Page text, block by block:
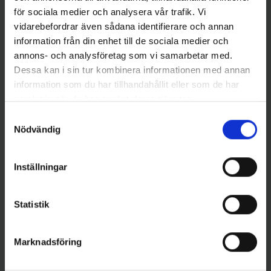
för sociala medier och analysera vår trafik. Vi
vidarebefordrar även sådana identifierare och annan
information från din enhet till de sociala medier och
annons- och analysföretag som vi samarbetar med.
Dessa kan i sin tur kombinera informationen med annan
information som du har tillhandahållit eller som de har
samlat in när du har använt deras tjänster.
Nödvändig
Inställningar
Statistik
Marknadsföring
Fladen Mjukisfisk Abborre
Stickad Mössa - Tillsammans
12 andra produkter i samma kategori: